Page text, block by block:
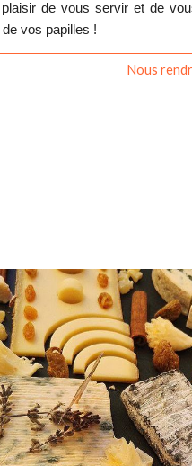
de vous servir et de
de vos papilles !
Nous